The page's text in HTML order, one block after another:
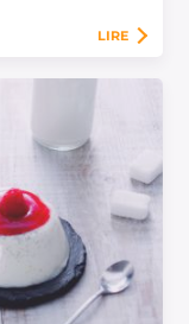
LIRE